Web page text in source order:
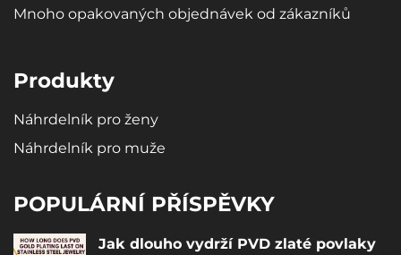
Mnoho opakovaných objednávek od zákazníků
Produkty
Náhrdelník pro ženy
Náhrdelník pro muže
POPULÁRNÍ PŘÍSPĚVKY
Jak dlouho vydrží PVD zlaté povlaky